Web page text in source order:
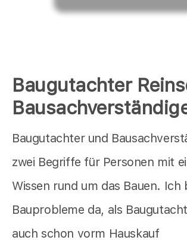
Baugutachter
Baugutachter und
zwei Begriffe für Personen mit
Wissen rund um das Bauen. Ich
Bauprobleme da, als
auch schon vorm Hauskauf